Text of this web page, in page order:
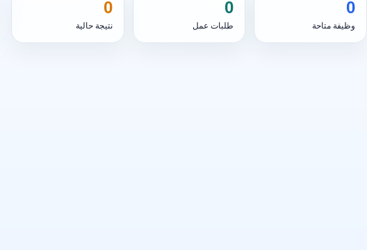
0
وظيفة متاحة
0
طلبات عمل
0
نتيجة حالية